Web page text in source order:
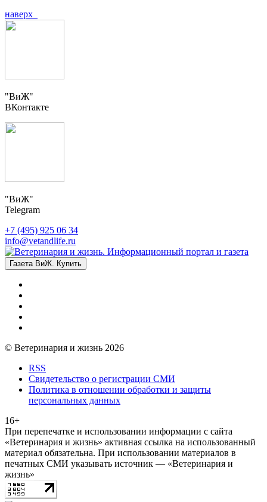
наверх
"ВиЖ"
ВКонтакте
"ВиЖ"
Telegram
+7 (495) 925 06 34
info@vetandlife.ru
Газета ВиЖ. Купить
© Ветеринария и жизнь 2026
RSS
Свидетельство о регистрации СМИ
Политика в отношении обработки и защиты
персональных данных
16+
При перепечатке и использовании информации с сайта
«Ветеринария и жизнь» активная ссылка на использованный
материал обязательна. При использовании материалов в
печатных СМИ указывать источник — «Ветеринария и
жизнь»